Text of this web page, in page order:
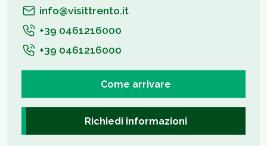
info@visittrento.it
+39 0461216000
+39 0461216000
Come arrivare
Richiedi informazioni